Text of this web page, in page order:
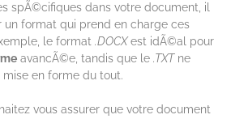
spÃ©cifiques dans votre document, il
format qui prend en charge ces
le format .DOCXest idÃ©al pour
avancÃ©e, tandis que le .TXTne
en forme du tout.
vous assurer que votre document